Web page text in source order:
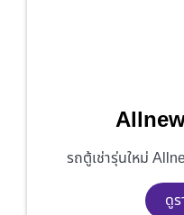
รถตู้เช่ารุ่นใหม่
ดู